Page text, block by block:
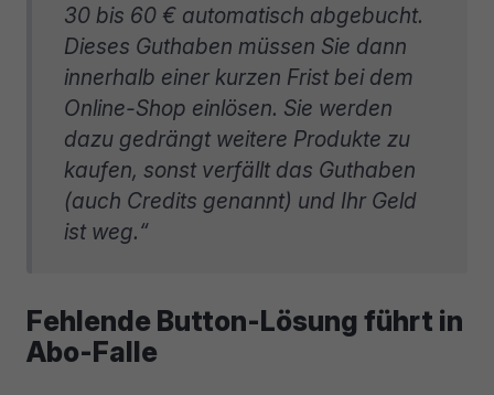
30 bis 60 € automatisch abgebucht.
Dieses Guthaben müssen Sie dann
innerhalb einer kurzen Frist bei dem
Online-Shop einlösen. Sie werden
dazu gedrängt weitere Produkte zu
kaufen, sonst verfällt das Guthaben
(auch Credits genannt) und Ihr Geld
ist weg.“
Fehlende Button-Lösung führt in
Abo-Falle